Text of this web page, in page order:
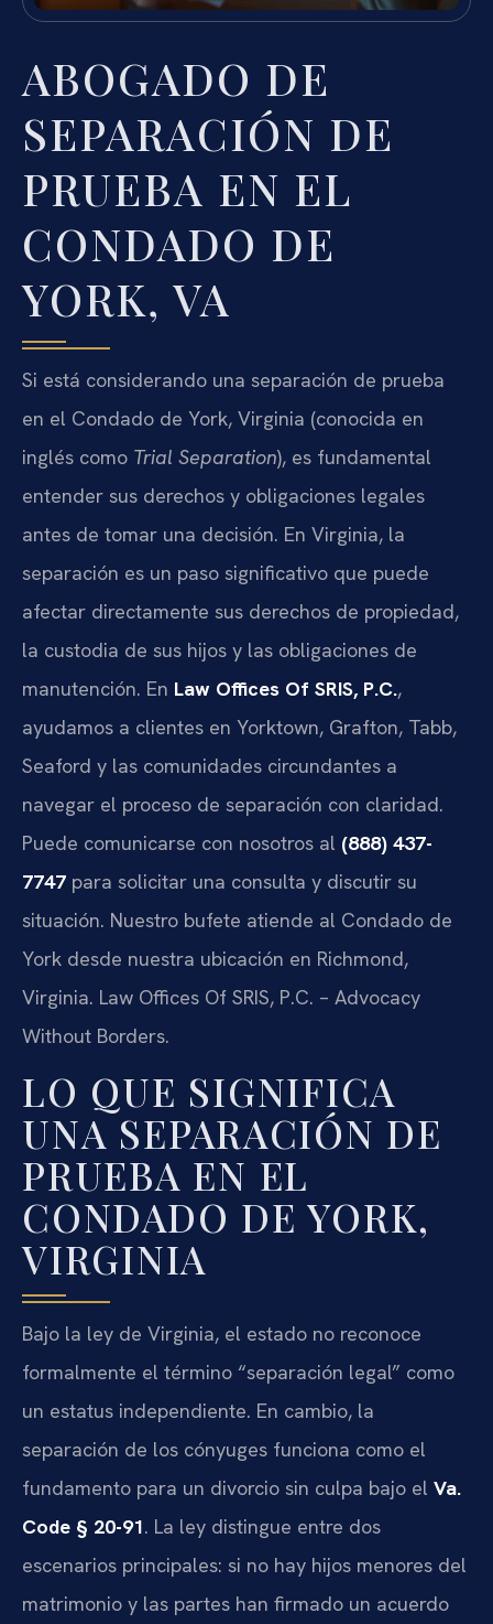
ABOGADO DE
SEPARACIÓN DE
PRUEBA EN EL
CONDADO DE
YORK, VA
Si está considerando una separación de prueba
en el Condado de York, Virginia (conocida en
inglés como Trial Separation), es fundamental
entender sus derechos y obligaciones legales
antes de tomar una decisión. En Virginia, la
separación es un paso significativo que puede
afectar directamente sus derechos de propiedad,
la custodia de sus hijos y las obligaciones de
manutención. En Law Offices Of SRIS, P.C.,
ayudamos a clientes en Yorktown, Grafton, Tabb,
Seaford y las comunidades circundantes a
navegar el proceso de separación con claridad.
Puede comunicarse con nosotros al (888) 437-
7747 para solicitar una consulta y discutir su
situación. Nuestro bufete atiende al Condado de
York desde nuestra ubicación en Richmond,
Virginia. Law Offices Of SRIS, P.C. – Advocacy
Without Borders.
LO QUE SIGNIFICA
UNA SEPARACIÓN DE
PRUEBA EN EL
CONDADO DE YORK,
VIRGINIA
Bajo la ley de Virginia, el estado no reconoce
formalmente el término “separación legal” como
un estatus independiente. En cambio, la
separación de los cónyuges funciona como el
fundamento para un divorcio sin culpa bajo el Va.
Code § 20-91. La ley distingue entre dos
escenarios principales: si no hay hijos menores del
matrimonio y las partes han firmado un acuerdo